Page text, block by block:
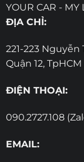
YOUR CAR - MY
ĐỊA CHỈ:
221-223
Quận 12, TpHCM
ĐIỆN THOẠI:
090.2727.108
EMAIL: